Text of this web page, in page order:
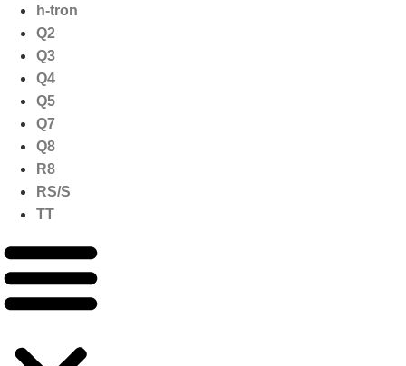
h-tron
Q2
Q3
Q4
Q5
Q7
Q8
R8
RS/S
TT